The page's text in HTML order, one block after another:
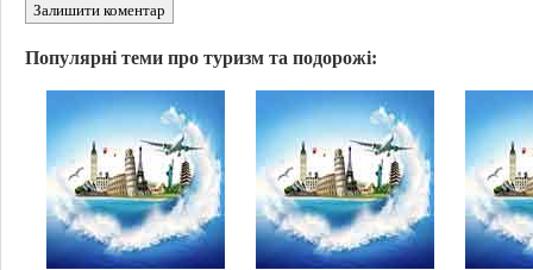
Залишити коментар
Популярні теми про туризм та подорожі: